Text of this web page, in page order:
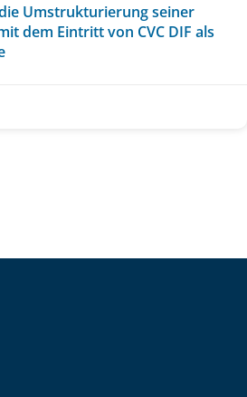
die Umstrukturierung seiner
dem Eintritt von CVC DIF als